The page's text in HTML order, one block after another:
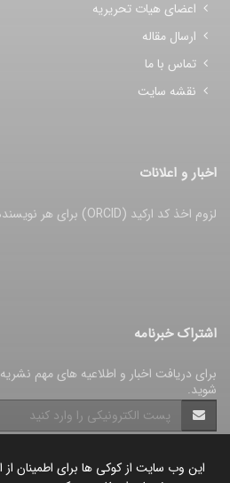
این وب سایت از کوکی ها برای اطمینان از
اعضای هیات تحریریه
ارسال مقاله
تماس با ما
نقشه سایت
اخبار و اعلانات
لزوم اخذ کد ارکید (ORCID) برای هر نویسنده
اشتراک خبرنامه
برای دریافت اخبار و اطلاعیه های مهم
شوید.